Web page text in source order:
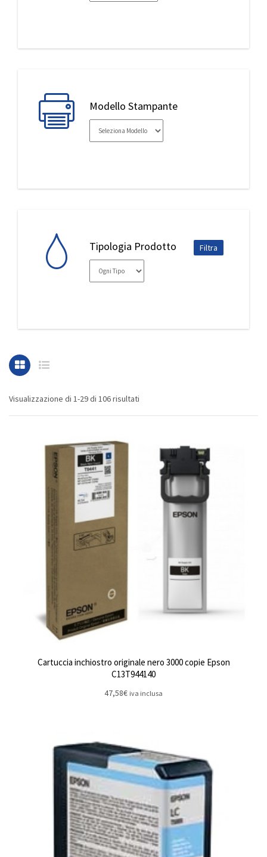
Modello Stampante
Tipologia Prodotto
Visualizzazione di 1-29 di 106 risultati
Cartuccia inchiostro originale nero 3000 copie Epson
C13T944140
47,58€ iva inclusa